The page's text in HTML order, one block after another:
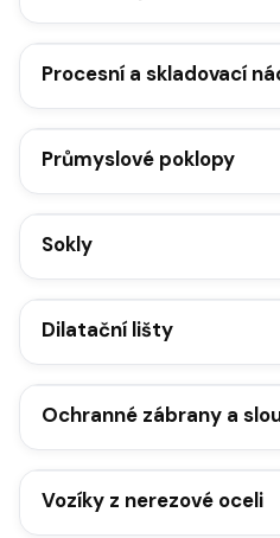
Procesní a skladovací
Průmyslové poklopy
Sokly
Dilatační lišty
Ochranné zábrany a
Vozíky z nerezové oceli